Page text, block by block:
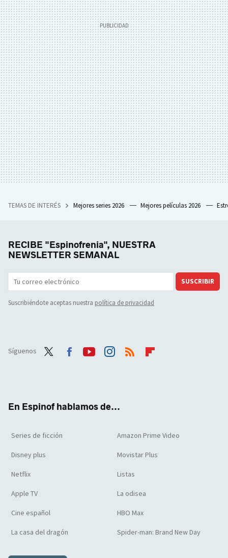
TEMAS DE INTERÉS Mejores series 2026 Mejores películas 2026
RECIBE "Espinofrenia", NUESTRA
NEWSLETTER SEMANAL
SUSCRIBIR
Suscribiéndote aceptas nuestra política de privacidad
Síguenos
En Espinof hablamos de...
Series de ficción Amazon Prime Video
Disney plus Movistar Plus
Netflix Listas
Apple TV La odisea
Cine español HBO Max
La casa del dragón Spider-man: Brand New Day